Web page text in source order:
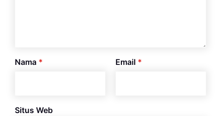
Nama * Email *
Situs Web